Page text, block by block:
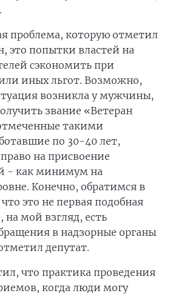
проблема, которую отметил
это попытки властей на
сэкономить при
иных льгот. Возможно,
возникла у мужчины,
звание «Ветеран
такими
по 30-40 лет,
на присвоение
- как минимум на
Конечно, обратимся в
это не первая подобная
на мой взгляд, есть
в надзорные органы
депутат.
что практика проведения
когда люди могу